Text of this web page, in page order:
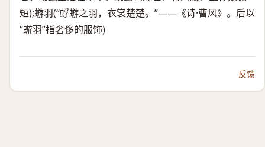
短);蝣羽(“蜉蝣之羽，衣裳楚楚。”——《诗·曹风》。后以
“蝣羽”指奢侈的服饰)
反馈